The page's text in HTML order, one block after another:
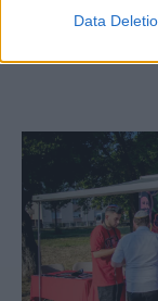
Data